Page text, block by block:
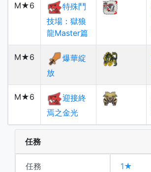
M★6
特殊鬥
技場：獄狼
龍Master篇
M★6
爆華綻
放
M★6
迎接終
焉之金光
任務
任務 1★